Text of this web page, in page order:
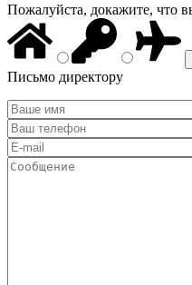
Пожалуйста, докажите, что
Письмо директору